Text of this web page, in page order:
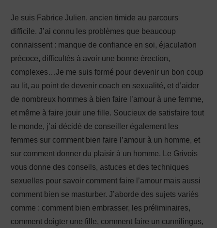
Je suis Fabrice Julien, ancien timide au parcours
difficile. J’ai connu les problèmes que beaucoup
connaissent : manque de confiance en soi, éjaculation
précoce, difficultés à avoir une bonne érection,
complexes…Je me suis formé pour devenir un bon coup
au lit, au point de devenir coach en sexualité, et d’aider
de nombreux hommes à bien faire l’amour à une femme,
et même à faire jouir une fille. Soucieux de satisfaire tout
le monde, j’ai décidé de conseiller également les
femmes sur comment bien faire l’amour à un homme, et
sur comment donner du plaisir à un homme. Le Grivois
vous donne des conseils, astuces et des techniques
sexuelles pour savoir comment faire l’amour mais aussi
comment bien se masturber. J’aborde des sujets variés
comme : comment bien embrasser, les préliminaires,
comment doigter une fille, comment faire un cunnilingus,